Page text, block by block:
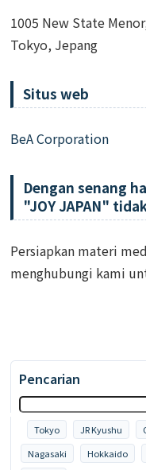
1005 New State
Tokyo, Jepang
Situs web
BeA Corporation
Dengan senang
"JOY JAPAN"
Persiapkan materi
menghubungi kami
Pencarian
Tokyo JR Kyushu
Nagasaki
Hokkaido